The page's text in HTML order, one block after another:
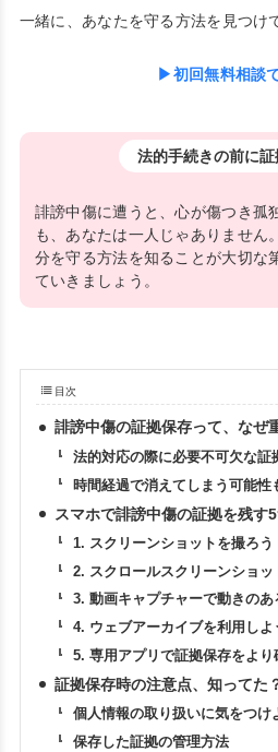
一緒に、あなたを守る方法を見つけ
▶初回無料相談
法的手続きの前に
誹謗中傷に遭うと、心が傷つき孤
も、あなたは一人じゃありません
分を守る方法を知ることが大切な
ていきましょう。
目次
誹謗中傷の証拠保存って、なぜ
法的対応の際に必要不可欠な証
時間経過で消えてしまう可能性
スマホで誹謗中傷の証拠を残す
1. スクリーンショットを撮ろう
2. スクロールスクリーンショッ
3. 動画キャプチャーで動きの
4. ウェブアーカイブを利用しよ
5. 専用アプリで証拠保存をより
証拠保存時の注意点、知ってた
個人情報の取り扱いに気をつけ
保存した証拠の管理方法